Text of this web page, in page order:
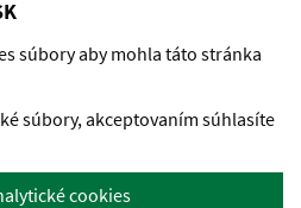
obsah
súbory aby mohla táto stránka
súbory, akceptovaním súhlasíte
cookies